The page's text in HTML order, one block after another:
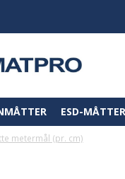
ESD-MÅTTER
metermål (pr. cm)